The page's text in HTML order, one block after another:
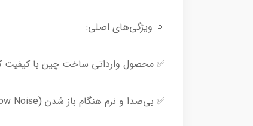
🔹 ویژگی‌های اصلی:
✅ محصول وارداتی ساخت چین با کیفیت
✅ بی‌صدا و نرم هنگام باز شدن (Low Noise)